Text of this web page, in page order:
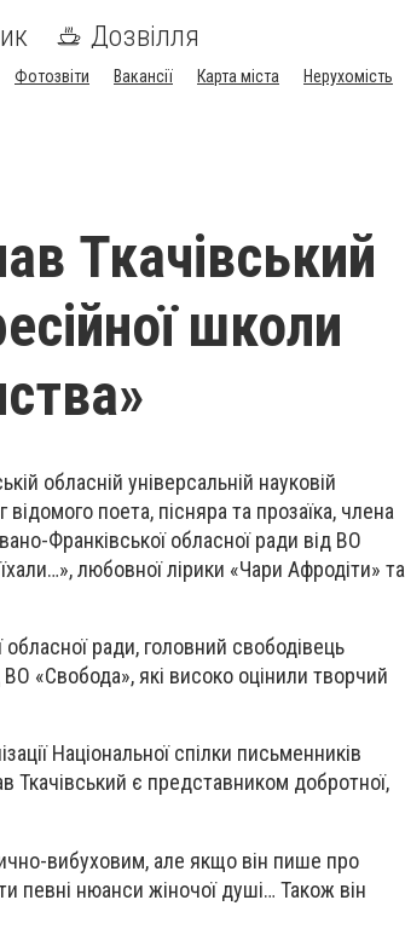
Дозвілля
Фотозвіти Вакансії Карта міста
Нерухомість
Ткачівський
школи
обласній універсальній науковій
відомого поета, пісняра та прозаїка, члена
Франківської обласної ради від ВО
любовної лірики «Чари Афродіти» та
обласної ради, головний свободівець
«Свобода», які високо оцінили творчий
Національної спілки письменників
Ткачівський є представником добротної,
вибуховим, але якщо він пише про
певні нюанси жіночої душі… Також він